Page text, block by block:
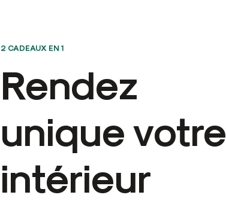
2 CADEAUX EN 1
Rendez
unique votre
intérieur